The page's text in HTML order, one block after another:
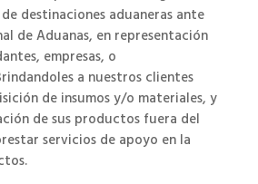
destinaciones aduaneras ante
de Aduanas, en representación
empresas, o
a nuestros clientes
de insumos y/o materiales, y
de sus productos fuera del
servicios de apoyo en la